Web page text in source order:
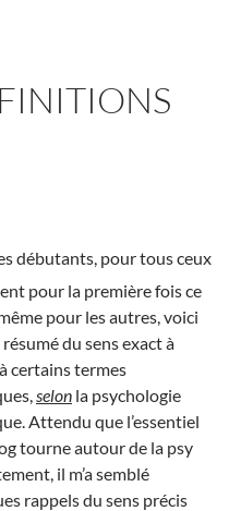
débutants, pour tous ceux
pour la première fois ce
pour les autres, voici
du sens exact à
certains termes
selon la psychologie
Attendu que l’essentiel
tourne autour de la psy
il m’a semblé
rappels du sens précis